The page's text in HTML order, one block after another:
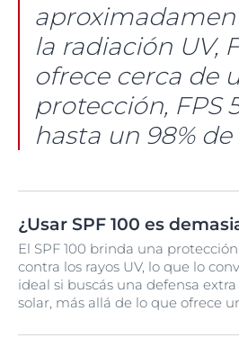
la radiación UV,
ofrece cerca de
protección, FPS
hasta un 98%
¿Usar SPF 100 es
El SPF 100 brinda una
contra los rayos UV, lo que lo
ideal si buscás una defensa
solar, más allá de lo que ofrece